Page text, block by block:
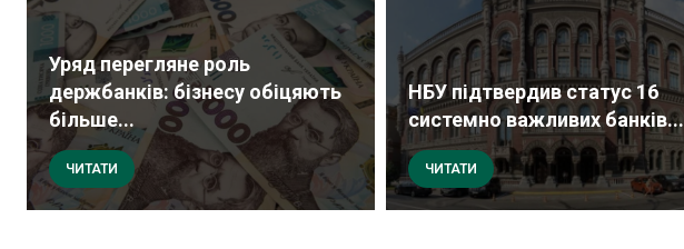
Уряд перегляне роль
держбанків: бізнесу обіцяють
більше...
ЧИТАТИ
НБУ підтвердив статус 16
системно важливих банків...
ЧИТАТИ